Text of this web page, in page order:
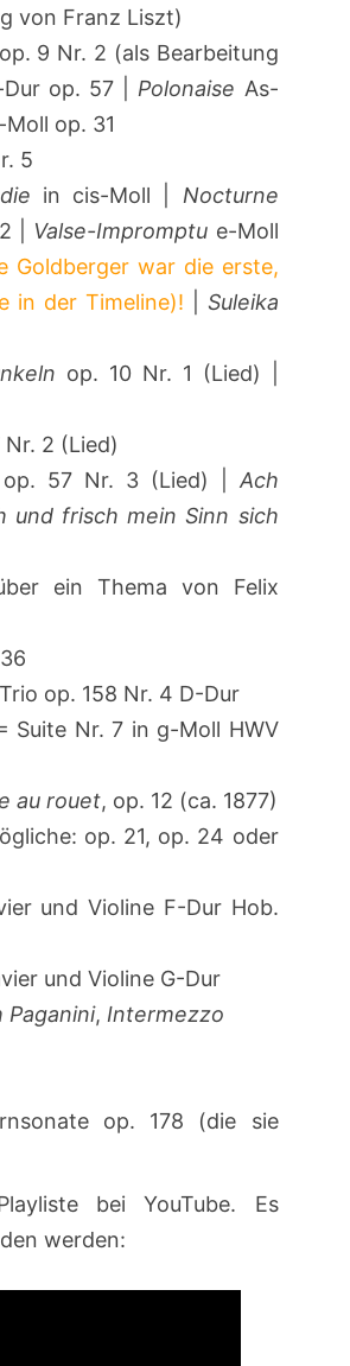
von Franz Liszt)
9 Nr. 2 (als Bearbeitung
Dur op. 57 | Polonaise As-
op. 31
5
in cis-Moll | Nocturne
| Valse-Impromptu e-Moll
Goldberger war die erste,
in der Timeline)!
Suleika
op. 10 Nr. 1 (Lied) |
Nr. 2 (Lied)
57 Nr. 3 (Lied) | Ach
und frisch mein Sinn sich
ein Thema von Felix
op. 158 Nr. 4 D-Dur
Suite Nr. 7 in g-Moll HWV
au rouet, op. 12 (ca. 1877)
op. 21, op. 24 oder
und Violine F-Dur Hob.
und Violine G-Dur
Paganini, Intermezzo
op. 178 (die sie
bei YouTube. Es
werden: